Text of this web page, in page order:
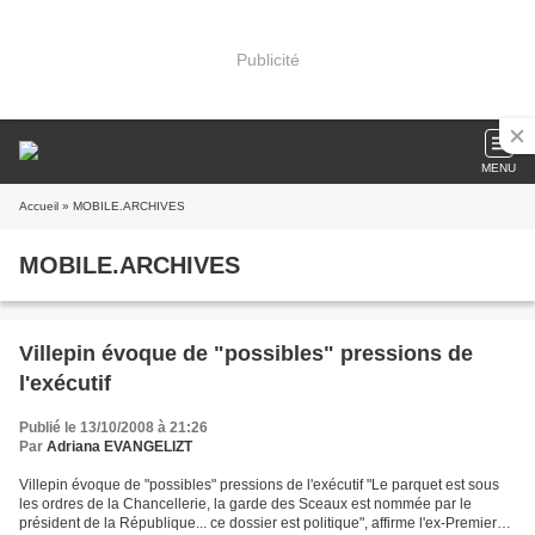
Publicité
MENU
Accueil » MOBILE.ARCHIVES
MOBILE.ARCHIVES
Villepin évoque de "possibles" pressions de
l'exécutif
Publié le 13/10/2008 à 21:26
Par Adriana EVANGELIZT
Villepin évoque de "possibles" pressions de l'exécutif "Le parquet est sous
les ordres de la Chancellerie, la garde des Sceaux est nommée par le
président de la République... ce dossier est politique", affirme l'ex-Premier